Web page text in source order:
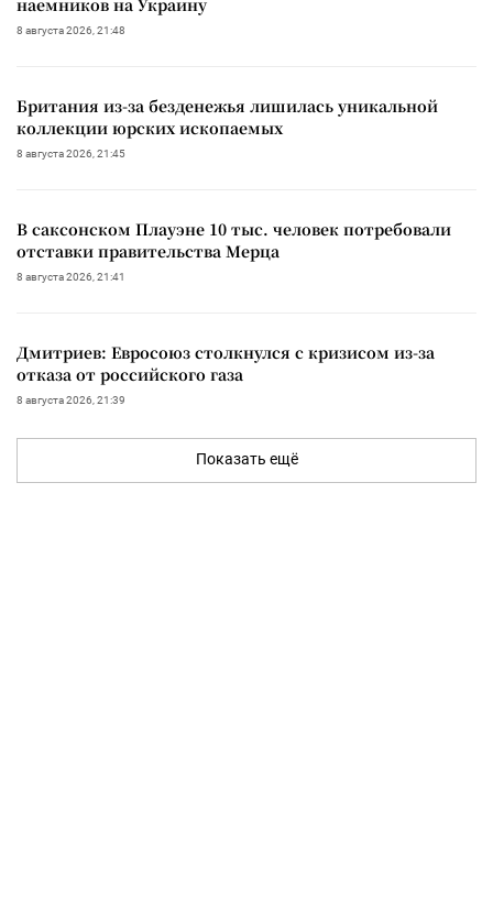
8 августа 2026, 21:48
Британия из-за безденежья лишилась уникальной
коллекции юрских ископаемых
8 августа 2026, 21:45
В саксонском Плауэне 10 тыс. человек потребовали
отставки правительства Мерца
8 августа 2026, 21:41
Дмитриев: Евросоюз столкнулся с кризисом из-за
отказа от российского газа
8 августа 2026, 21:39
Показать ещё